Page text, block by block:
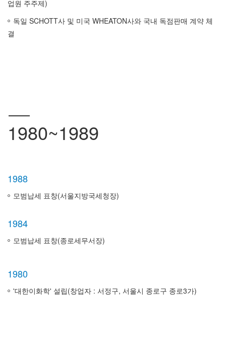
업원 주주제)
독일 SCHOTT사 및 미국 WHEATON사와 국내 독점판매 계약 체
결
1980~1989
1988
모범납세 표창(서울지방국세청장)
1984
모범납세 표창(종로세무서장)
1980
'대한이화학' 설립(창업자 : 서정구, 서울시 종로구 종로3가)